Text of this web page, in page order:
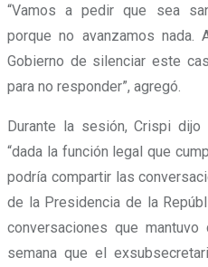
“Vamos a pedir que sea
porque no avanzamos nada.
Gobierno de silenciar este
para no responder”, agregó.
Durante la sesión, Crispi
“dada la función legal que
podría compartir las
de la Presidencia de la
conversaciones que
semana que el